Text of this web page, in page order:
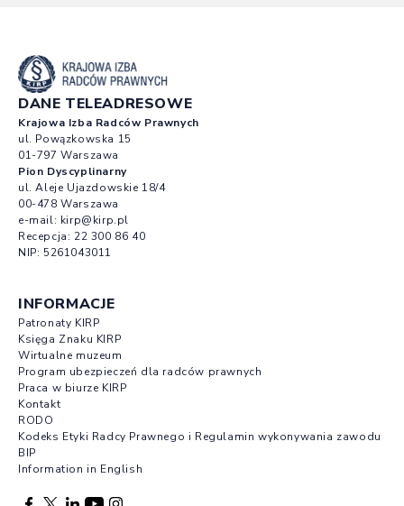
DANE TELEADRESOWE
Krajowa Izba Radców Prawnych
ul. Powązkowska 15
01-797 Warszawa
Pion Dyscyplinarny
ul. Aleje Ujazdowskie 18/4
00-478 Warszawa
e-mail: kirp@kirp.pl
Recepcja: 22 300 86 40
NIP: 5261043011
INFORMACJE
Patronaty KIRP
Księga Znaku KIRP
Wirtualne muzeum
Program ubezpieczeń dla radców prawnych
Praca w biurze KIRP
Kontakt
RODO
Kodeks Etyki Radcy Prawnego i Regulamin wykonywania zawodu
BIP
Information in English